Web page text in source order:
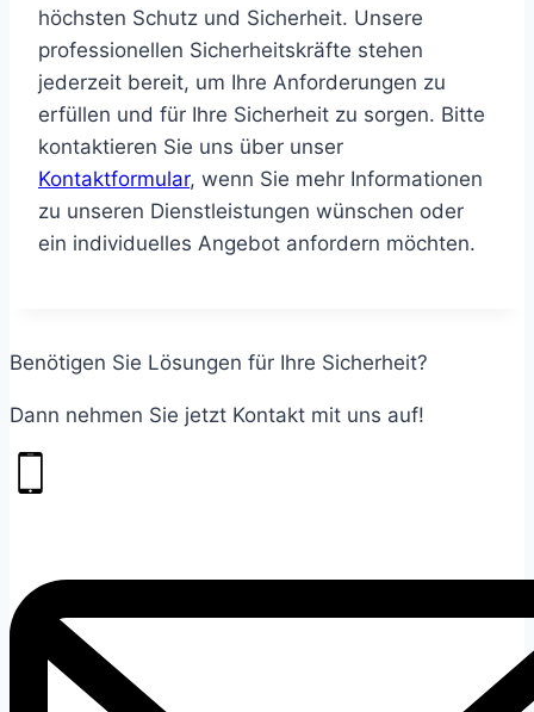
höchsten Schutz und Sicherheit. Unsere
professionellen Sicherheitskräfte stehen
jederzeit bereit, um Ihre Anforderungen zu
erfüllen und für Ihre Sicherheit zu sorgen. Bitte
kontaktieren Sie uns über unser
Kontaktformular, wenn Sie mehr Informationen
zu unseren Dienstleistungen wünschen oder
ein individuelles Angebot anfordern möchten.
Benötigen Sie Lösungen für Ihre Sicherheit?
Dann nehmen Sie jetzt Kontakt mit uns auf!